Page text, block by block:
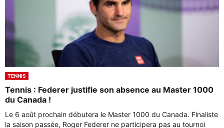
TENNIS
Tennis : Federer justifie son absence au Master 1000
du Canada !
Le 6 août prochain débutera le Master 1000 du Canada. Finaliste
la saison passée, Roger Federer ne participera pas au tournoi